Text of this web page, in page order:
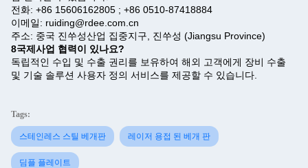
전화: +86 15606162805 ; +86 0510-87418884
이메일: ruiding@rdee.com.cn
주소: 중국 진쑤성산업 집중지구, 진쑤성 (Jiangsu Province)
8국제사업 협력이 있나요?
독립적인 수입 및 수출 권리를 보유하여 해외 고객에게 장비 수출
및 기술 솔루션 사용자 정의 서비스를 제공할 수 있습니다.
Tags:
스테인레스 스틸 베개판 레이저 용접 된 베개 판
딤플 플레이트